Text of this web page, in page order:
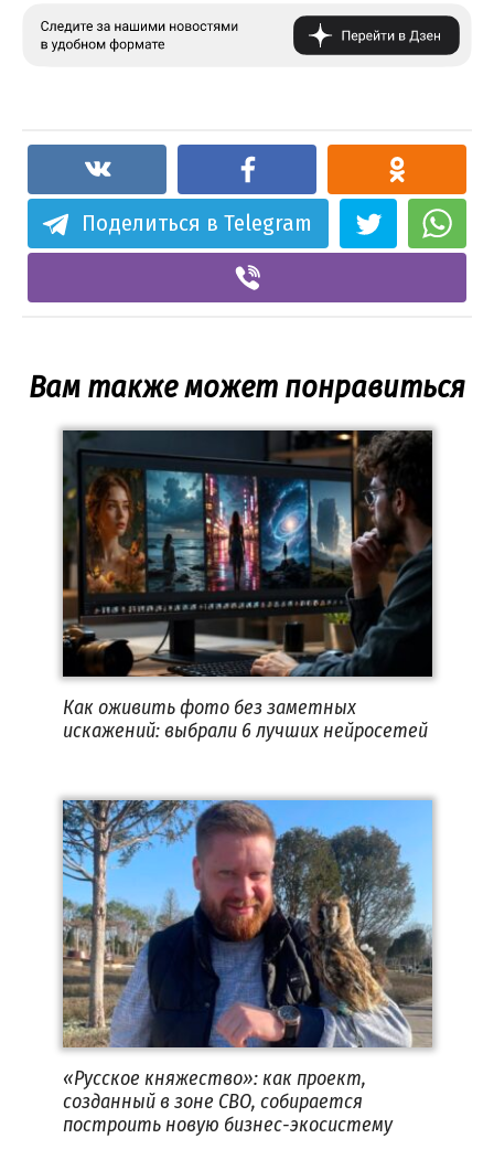
Поделиться в Telegram
Вам также может понравиться
Как оживить фото без заметных
искажений: выбрали 6 лучших нейросетей
«Русское княжество»: как проект,
созданный в зоне СВО, собирается
построить новую бизнес-экосистему